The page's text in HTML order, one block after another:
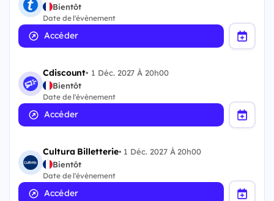
Bientôt
Date de l'évènement
Accéder
Cdiscount• 1 Déc. 2027 À 20h00
Bientôt
Date de l'évènement
Accéder
Cultura Billetterie• 1 Déc. 2027 À 20h00
Bientôt
Date de l'évènement
Accéder